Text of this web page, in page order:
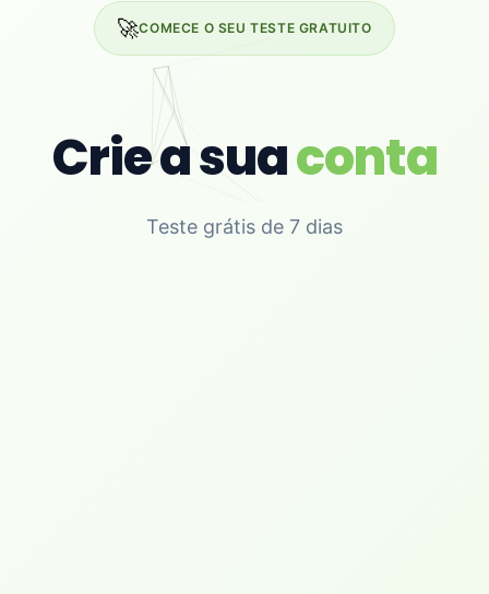
🚀COMECE O SEU TESTE GRATUITO
Crie a suaconta
Teste grátis de 7 dias